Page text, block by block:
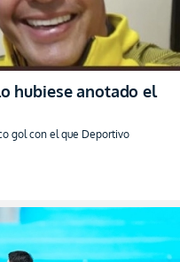
hubiese anotado el
gol con el que Deportivo